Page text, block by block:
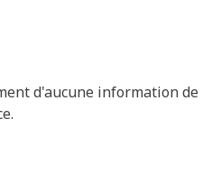
d'aucune information de